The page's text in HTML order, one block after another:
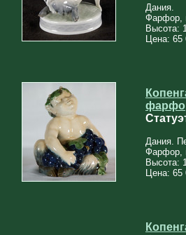
Дания.
Фарфор,
Высота:
Цена: 65
Дания.
Фарфор,
Высота:
Цена: 65